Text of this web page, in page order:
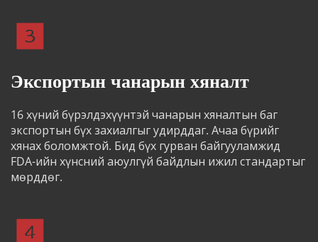
Экспортын чанарын хяналт
16 хүний ​​бүрэлдэхүүнтэй чанарын хяналтын баг
экспортын бүх захиалгыг удирддаг. Ачаа бүрийг
хянах боломжтой. Бид бүх гурван байгууламжид
FDA-ийн хүнсний аюулгүй байдлын ижил стандартыг
мөрддөг.